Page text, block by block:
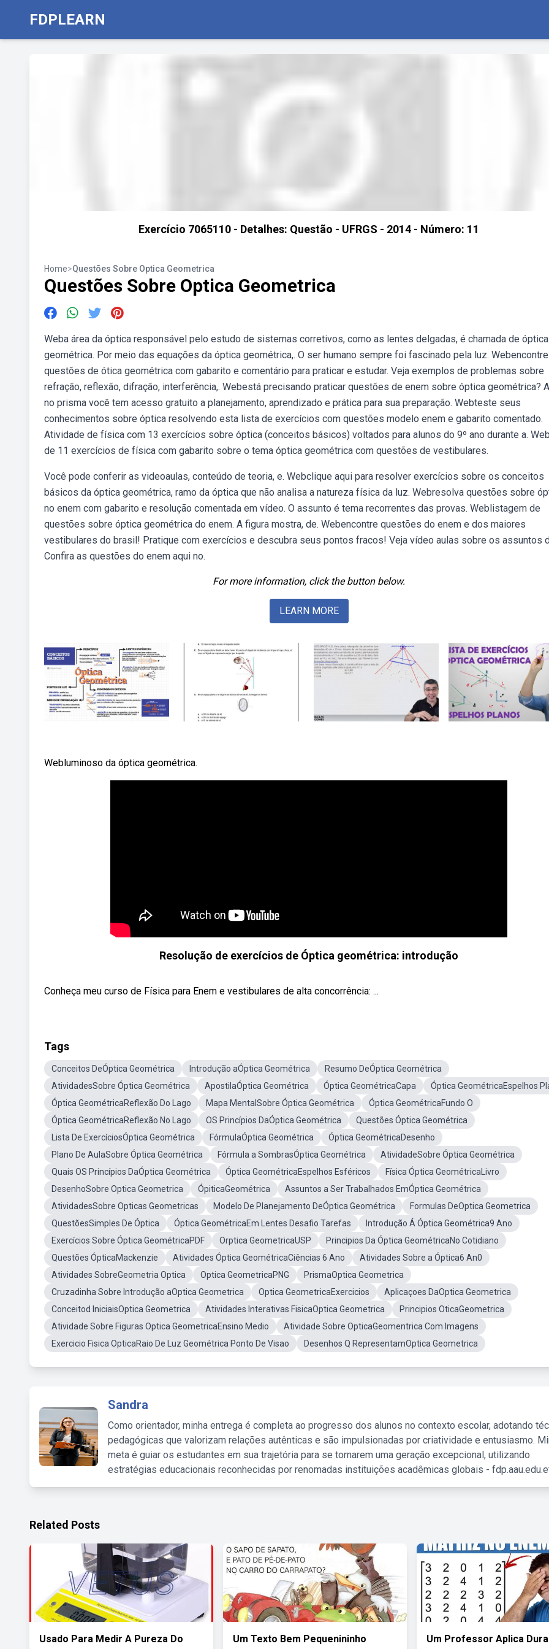
FDPLEARN
Exercício 7065110 - Detalhes: Questão - UFRGS - 2014 - Número: 11
Home>Questões Sobre Optica Geometrica
Questões Sobre Optica Geometrica
Weba área da óptica responsável pelo estudo de sistemas corretivos, como as lentes delgadas, é chamada de óptica
geométrica. Por meio das equações da óptica geométrica,. O ser humano sempre foi fascinado pela luz. Webencontre
questões de ótica geométrica com gabarito e comentário para praticar e estudar. Veja exemplos de problemas sobre
refração, reflexão, difração, interferência,. Webestá precisando praticar questões de enem sobre óptica geométrica?
no prisma você tem acesso gratuito a planejamento, aprendizado e prática para sua preparação. Webteste seus
conhecimentos sobre óptica resolvendo esta lista de exercícios com questões modelo enem e gabarito comentado.
Atividade de física com 13 exercícios sobre óptica (conceitos básicos) voltados para alunos do 9º ano durante a.
de 11 exercícios de física com gabarito sobre o tema óptica geométrica com questões de vestibulares.
Você pode conferir as videoaulas, conteúdo de teoria, e. Webclique aqui para resolver exercícios sobre os conceitos
básicos da óptica geométrica, ramo da óptica que não analisa a natureza física da luz. Webresolva questões sobre
no enem com gabarito e resolução comentada em vídeo. O assunto é tema recorrentes das provas. Weblistagem de
questões sobre óptica geométrica do enem. A figura mostra, de. Webencontre questões do enem e dos maiores
vestibulares do brasil! Pratique com exercícios e descubra seus pontos fracos! Veja vídeo aulas sobre os assuntos
Confira as questões do enem aqui no.
For more information, click the button below.
LEARN MORE
Webluminoso da óptica geométrica.
Resolução de exercícios de Óptica geométrica: introdução
Conheça meu curso de Física para Enem e vestibulares de alta concorrência: ...
Tags
Conceitos DeÓptica Geométrica Introdução aÓptica Geométrica
Resumo DeÓptica Geométrica
AtividadesSobre Óptica Geométrica
ApostilaÓptica Geométrica Óptica GeométricaCapa
Óptica GeométricaEspelhos
Óptica GeométricaReflexão Do Lago
Mapa MentalSobre Óptica Geométrica
Óptica GeométricaFundo O
Óptica GeométricaReflexão No Lago
OS Princípios DaÓptica Geométrica
Questões Óptica Geométrica
Lista De ExercíciosÓptica Geométrica
FórmulaÓptica Geométrica
Óptica GeométricaDesenho
Plano De AulaSobre Óptica Geométrica
Fórmula a SombrasÓptica Geométrica
AtividadeSobre Óptica Geométrica
Quais OS Princípios DaÓptica Geométrica
Óptica GeométricaEspelhos Esféricos
Física Óptica GeométricaLivro
DesenhoSobre Optica Geometrica
ÓpiticaGeométrica
Assuntos a Ser Trabalhados EmÓptica Geométrica
AtividadesSobre Opticas Geometricas
Modelo De Planejamento DeÓptica Geométrica
Formulas DeOptica Geometrica
QuestõesSimples De Óptica
Óptica GeométricaEm Lentes Desafio Tarefas
Introdução Á Óptica Geométrica9 Ano
Exercícios Sobre Óptica GeométricaPDF
Orptica GeometricaUSP
Principios Da Óptica GeométricaNo Cotidiano
Questões ÓpticaMackenzie
Atividades Óptica GeométricaCiências 6 Ano
Atividades Sobre a Óptica6 An0
Atividades SobreGeometria Optica
Optica GeometricaPNG
PrismaOptica Geometrica
Cruzadinha Sobre Introdução aOptica Geometrica
Optica GeometricaExercicios
Aplicaçoes DaOptica Geometrica
Conceitod IniciaisOptica Geometrica
Atividades Interativas FisicaOptica Geometrica
Principios OticaGeometrica
Atividade Sobre Figuras Optica GeometricaEnsino Medio
Atividade Sobre OpticaGeomentrica Com Imagens
Exercicio Fisica OpticaRaio De Luz Geométrica Ponto De Visao
Desenhos Q RepresentamOptica Geometrica
Sandra
Como orientador, minha entrega é completa ao progresso dos alunos no contexto escolar, adotando
pedagógicas que valorizam relações autênticas e são impulsionadas por criatividade e entusiasmo.
meta é guiar os estudantes em sua trajetória para se tornarem uma geração excepcional, utilizando
estratégias educacionais reconhecidas por renomadas instituições acadêmicas globais -
Related Posts
Usado Para Medir A Pureza Do
Um Texto Bem Pequenininho
Um Professor Aplica